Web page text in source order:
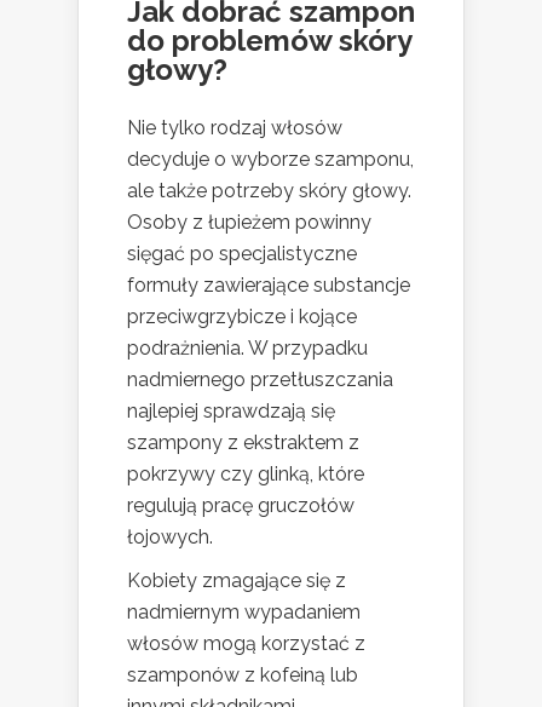
Jak dobrać szampon
do problemów skóry
głowy?
Nie tylko rodzaj włosów
decyduje o wyborze szamponu,
ale także potrzeby skóry głowy.
Osoby z łupieżem powinny
sięgać po specjalistyczne
formuły zawierające substancje
przeciwgrzybicze i kojące
podrażnienia. W przypadku
nadmiernego przetłuszczania
najlepiej sprawdzają się
szampony z ekstraktem z
pokrzywy czy glinką, które
regulują pracę gruczołów
łojowych.
Kobiety zmagające się z
nadmiernym wypadaniem
włosów mogą korzystać z
szamponów z kofeiną lub